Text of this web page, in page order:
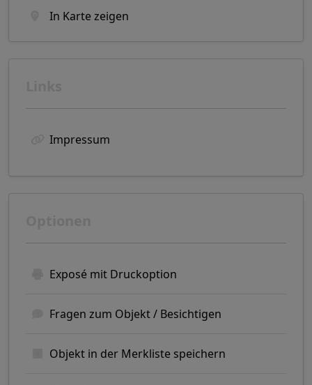
In Karte zeigen
Impressum
Exposé mit Druckoption
Fragen zum Objekt / Besichtigen
Objekt in der Merkliste speichern